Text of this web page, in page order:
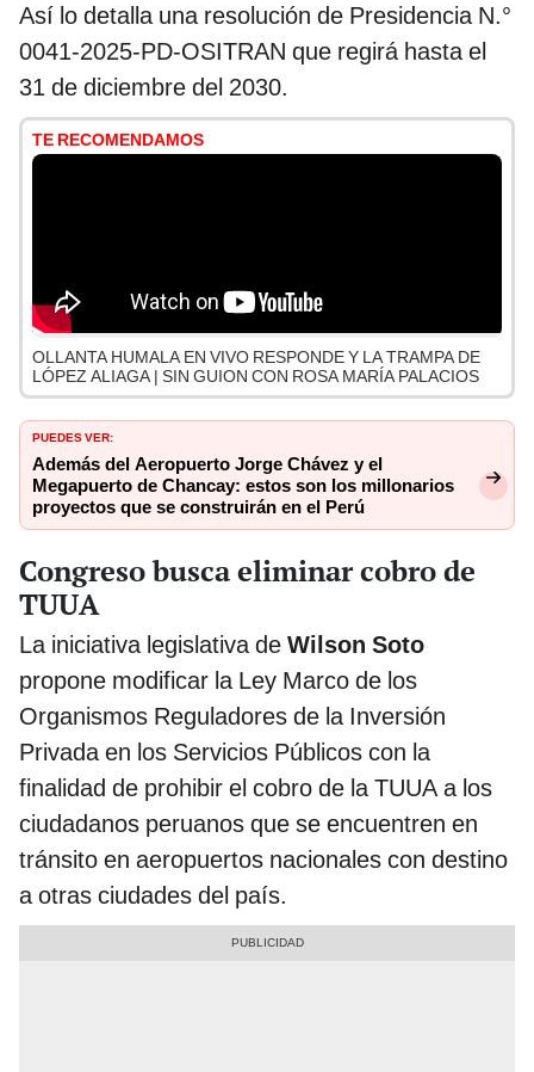
Así lo detalla una resolución de Presidencia N.°
0041-2025-PD-OSITRAN que regirá hasta el
31 de diciembre del 2030.
TE RECOMENDAMOS
OLLANTA HUMALA EN VIVO RESPONDE Y LA TRAMPA DE
LÓPEZ ALIAGA | SIN GUION CON ROSA MARÍA PALACIOS
PUEDES VER:
Además del Aeropuerto Jorge Chávez y el
Megapuerto de Chancay: estos son los millonarios
proyectos que se construirán en el Perú
Congreso busca eliminar cobro de
TUUA
La iniciativa legislativa de Wilson Soto
propone modificar la Ley Marco de los
Organismos Reguladores de la Inversión
Privada en los Servicios Públicos con la
finalidad de prohibir el cobro de la TUUA a los
ciudadanos peruanos que se encuentren en
tránsito en aeropuertos nacionales con destino
a otras ciudades del país.